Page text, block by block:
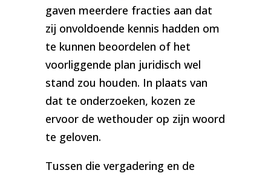
gaven meerdere fracties aan dat
zij onvoldoende kennis hadden om
te kunnen beoordelen of het
voorliggende plan juridisch wel
stand zou houden. In plaats van
dat te onderzoeken, kozen ze
ervoor de wethouder op zijn woord
te geloven.
Tussen die vergadering en de